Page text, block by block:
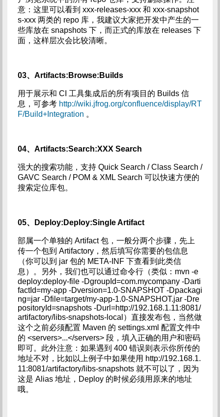
意：这里可以看到 xxx-releases-xxx 和 xxx-snapshot
s-xxx 两类的 repo 库，我建议大家把开发中产生的一
些库放在 snapshots 下，而正式的库放在 releases 下
面，这样层次会比较清晰。
03、Artifacts:Browse:Builds
用于展示和 CI 工具集成后的所有项目的 Builds 信
息，可参考 http://wiki.jfrog.org/confluence/display/RT
F/Build+Integration 。
04、Artifacts:Search:XXX Search
强大的搜索功能，支持 Quick Search / Class Search /
GAVC Search / POM & XML Search 可以快速方便的
搜索定位库包。
05、Deploy:Deploy:Single Artifact
部属一个单独的 Artifact 包，一般分两个步骤，先上
传一个包到 Artifactory，然后填写你需要的包信息
（你可以到 jar 包的 META-INF 下查看到此类信
息）。另外，我们也可以通过命令行（类似：mvn -e
deploy:deploy-file -DgroupId=com.mycompany -Darti
factId=my-app -Dversion=1.0-SNAPSHOT -Dpackagi
ng=jar -Dfile=target/my-app-1.0-SNAPSHOT.jar -Dre
positoryId=snapshots -Durl=http://192.168.1.11:8081/
artifactory/libs-snapshots-local）直接发布包，当然做
这个之前必须配置 Maven 的 settings.xml 配置文件中
的 <servers>...</servers> 段，填入正确的用户和密码
即可。此外注意：如果遇到 400 错误则表示你所传的
地址不对，比如以上例子中如果使用 http://192.168.1.
11:8081/artifactory/libs-snapshots 就不可以了，因为
这是 Alias 地址，Deploy 的时候必须用原来的地址
哦。